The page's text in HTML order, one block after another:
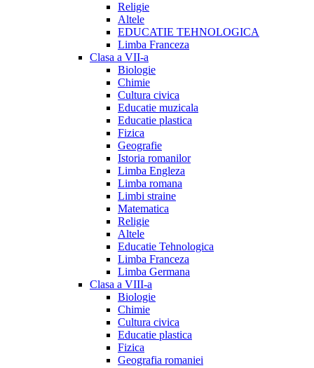
Religie
Altele
EDUCATIE TEHNOLOGICA
Limba Franceza
Clasa a VII-a
Biologie
Chimie
Cultura civica
Educatie muzicala
Educatie plastica
Fizica
Geografie
Istoria romanilor
Limba Engleza
Limba romana
Limbi straine
Matematica
Religie
Altele
Educatie Tehnologica
Limba Franceza
Limba Germana
Clasa a VIII-a
Biologie
Chimie
Cultura civica
Educatie plastica
Fizica
Geografia romaniei